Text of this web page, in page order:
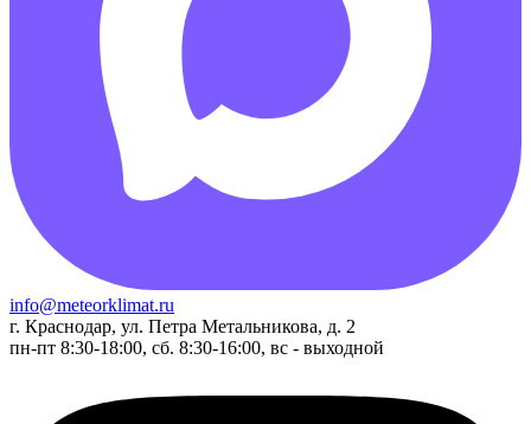
info@meteorklimat.ru
г. Краснодар, ул. Петра Метальникова, д. 2
пн-пт 8:30-18:00, сб. 8:30-16:00, вс - выходной